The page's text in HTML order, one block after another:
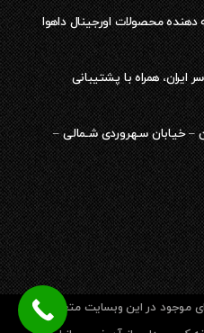
دهنده محصولات اورجینال داهوا
ایران، همراه با پشتیبانی
– خیابان سـهروردی شـمالی –
موجود در این وبسایت متعلق به